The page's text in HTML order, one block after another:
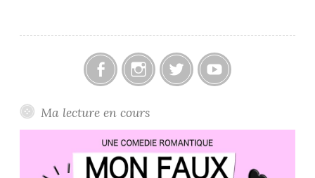
Ma lecture en cours